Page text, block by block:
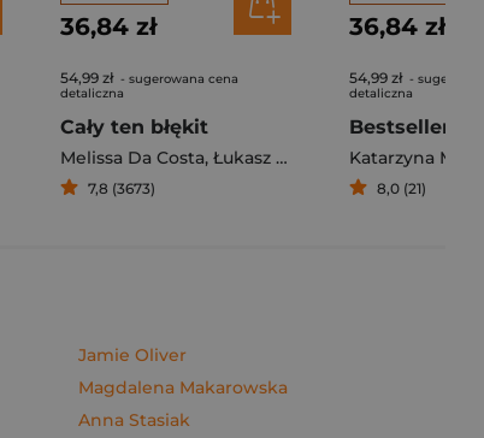
36,84 zł
54,99 zł - sugerowana cena
detaliczna
Cały ten błękit
Melissa Da Costa, Łukasz Müller
7,8 (3673)
36,84 zł
54,99 zł -
detaliczna
Bestseller.
Katarzyna
8,0 (21)
Jamie Oliver
Magdalena Makarowska
Anna Stasiak